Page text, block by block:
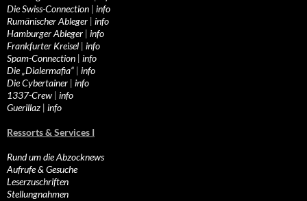
Die Swiss-Connection | info
Rumänischer Ableger | info
Hamburger Ableger | info
Frankfurter Kreisel | info
Spam-Connection | info
Die „Dialermafia“ | info
Die Cybertainer | info
1337-Crew | info
Guerillaz | info
Ressorts & Services I
Rund um die Abzocknews
Aufrufe & Gesuche
Leserzuschriften
Stellungnahmen